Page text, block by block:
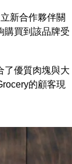
新合作夥伴關
購買到該品牌受
了優質肉塊與大
的顧客現